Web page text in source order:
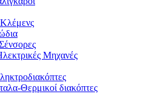
Μηχανές
Θερμικοί διακόπτες